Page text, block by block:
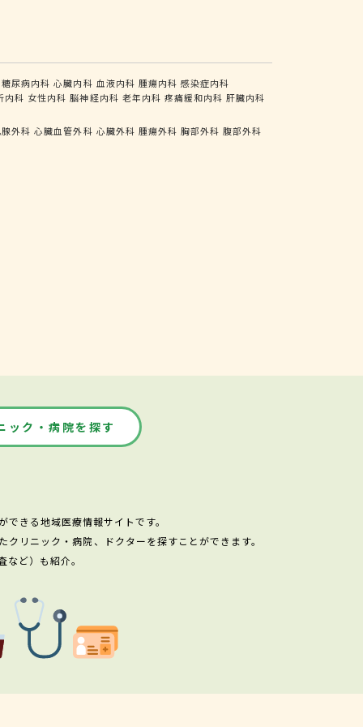
糖尿病内科 心臓内科 血液内科 腫瘍内科 感染症内科
内科 女性内科 脳神経内科 老年内科 疼痛緩和内科 肝臓内科
外科 心臓血管外科 心臓外科 腫瘍外科 胸部外科 腹部外科
ック・病院を探す
きる地域医療情報サイトです。
リニック・病院、ドクターを探すことができます。
ど）も紹介。